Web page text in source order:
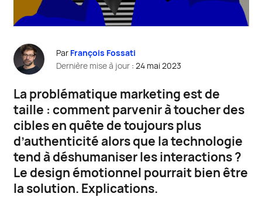
ParFrançois Fossati
Dernière mise à jour: 24 mai 2023
La problématique marketing est de
taille : comment parvenir à toucher des
cibles en quête de toujours plus
d’authenticité alors que la technologie
tend à déshumaniser les interactions ?
Le design émotionnel pourrait bien être
la solution. Explications.